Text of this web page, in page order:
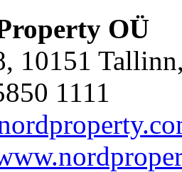
OÜ
10151
1111